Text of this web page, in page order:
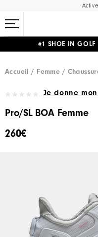
#1 SHOE IN
Accueil
Femme
Je donne
Pro/SL BOA Femme
260€